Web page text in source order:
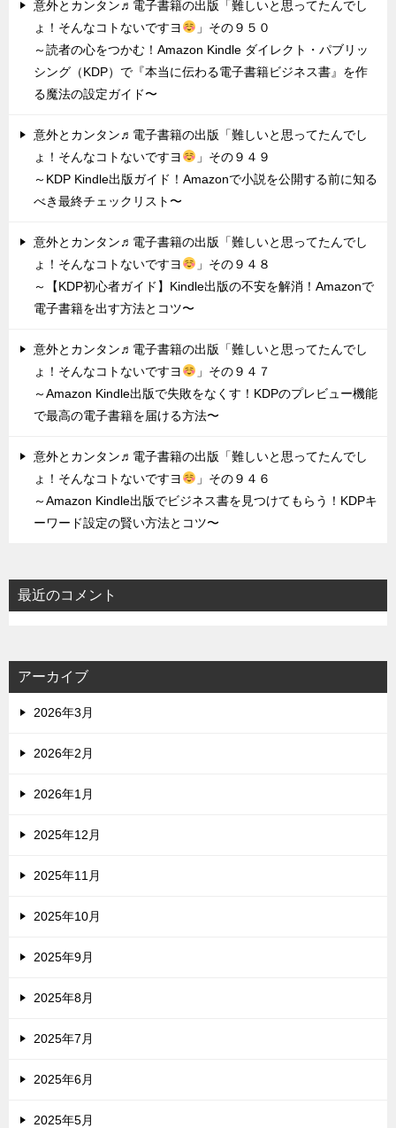
意外とカンタン♬電子書籍の出版「難しいと思ってたんでし
ょ！そんなコトないですヨ
」その９５０
～読者の心をつかむ！Amazon Kindle ダイレクト・パブリッ
シング（KDP）で『本当に伝わる電子書籍ビジネス書』を作
る魔法の設定ガイド〜
意外とカンタン♬電子書籍の出版「難しいと思ってたんでし
ょ！そんなコトないですヨ
」その９４９
～KDP Kindle出版ガイド！Amazonで小説を公開する前に知る
べき最終チェックリスト〜
意外とカンタン♬電子書籍の出版「難しいと思ってたんでし
ょ！そんなコトないですヨ
」その９４８
～【KDP初心者ガイド】Kindle出版の不安を解消！Amazonで
電子書籍を出す方法とコツ〜
意外とカンタン♬電子書籍の出版「難しいと思ってたんでし
ょ！そんなコトないですヨ
」その９４７
～Amazon Kindle出版で失敗をなくす！KDPのプレビュー機能
で最高の電子書籍を届ける方法〜
意外とカンタン♬電子書籍の出版「難しいと思ってたんでし
ょ！そんなコトないですヨ
」その９４６
～Amazon Kindle出版でビジネス書を見つけてもらう！KDPキ
ーワード設定の賢い方法とコツ〜
最近のコメント
アーカイブ
2026年3月
2026年2月
2026年1月
2025年12月
2025年11月
2025年10月
2025年9月
2025年8月
2025年7月
2025年6月
2025年5月